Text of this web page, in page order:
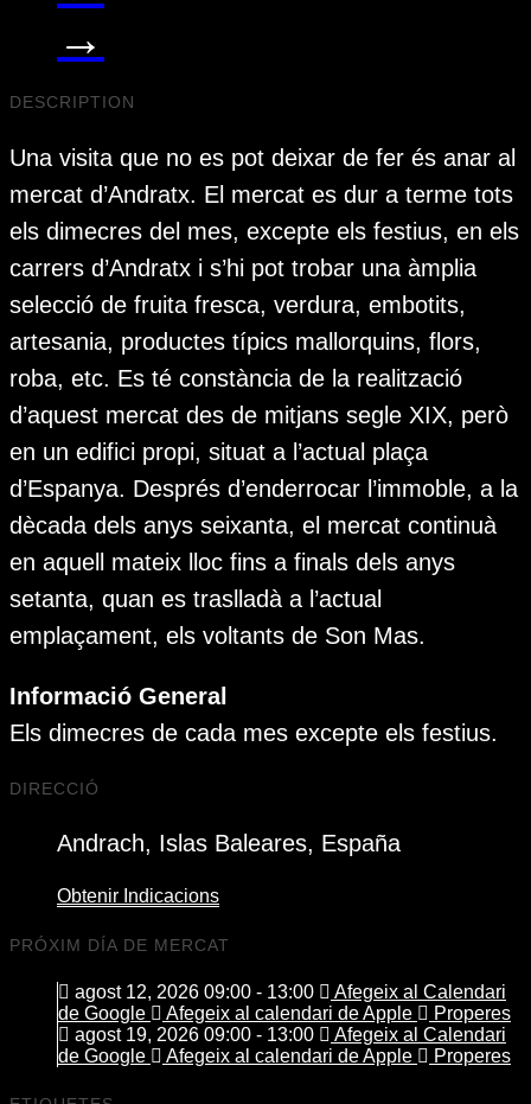
DESCRIPTION
Una visita que no es pot deixar de fer és anar al
mercat d’Andratx. El mercat es dur a terme tots
els dimecres del mes, excepte els festius, en els
carrers d’Andratx i s’hi pot trobar una àmplia
selecció de fruita fresca, verdura, embotits,
artesania, productes típics mallorquins, flors,
roba, etc. Es té constància de la realització
d’aquest mercat des de mitjans segle XIX, però
en un edifici propi, situat a l’actual plaça
d’Espanya. Després d’enderrocar l’immoble, a la
dècada dels anys seixanta, el mercat continuà
en aquell mateix lloc fins a finals dels anys
setanta, quan es traslladà a l’actual
emplaçament, els voltants de Son Mas.
Informació General
Els dimecres de cada mes excepte els festius.
DIRECCIÓ
Andrach, Islas Baleares, España
Obtenir Indicacions
PRÓXIM DÍA DE MERCAT
agost 12, 2026 09:00 - 13:00
Afegeix al Calendari
de Google
Afegeix al calendari de Apple
Properes
agost 19, 2026 09:00 - 13:00
Afegeix al Calendari
de Google
Afegeix al calendari de Apple Properes